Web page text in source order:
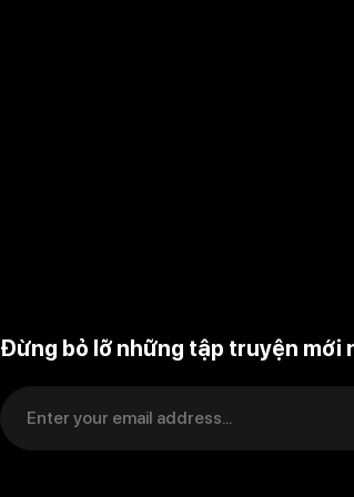
Đừng bỏ lỡ những tập truyện mới